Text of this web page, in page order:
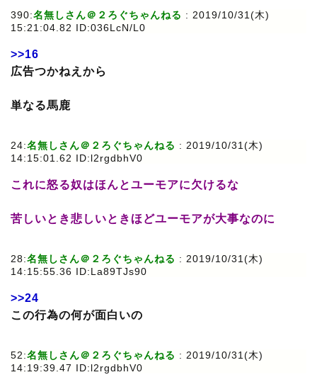
390:名無しさん＠２ろぐちゃんねる : 2019/10/31(木)
15:21:04.82 ID:036LcN/L0
>>16
広告つかねえから
単なる馬鹿
24:名無しさん＠２ろぐちゃんねる : 2019/10/31(木)
14:15:01.62 ID:l2rgdbhV0
これに怒る奴はほんとユーモアに欠けるな
苦しいとき悲しいときほどユーモアが大事なのに
28:名無しさん＠２ろぐちゃんねる : 2019/10/31(木)
14:15:55.36 ID:La89TJs90
>>24
この行為の何が面白いの
52:名無しさん＠２ろぐちゃんねる : 2019/10/31(木)
14:19:39.47 ID:l2rgdbhV0